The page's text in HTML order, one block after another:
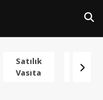
Satılık
Vasıta